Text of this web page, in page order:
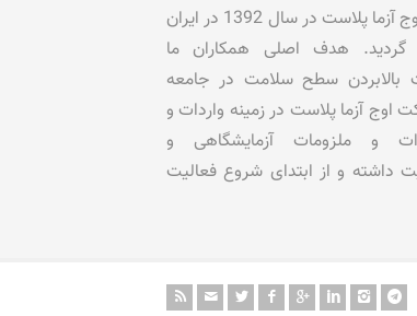
شرکت اوج آزما پلاست در سال 1392 در ایران
هدف اصلی همکاران ما
سطح سلامت در جامعه
آزما پلاست در زمینه واردات و
و ملزومات آزمایشگاهی و
داشته و از ابتدای شروع فعالیت